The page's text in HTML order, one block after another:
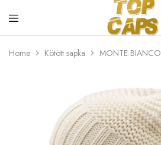
Top
Caps
Egyedi
emblémázott
Home Kötött sapka MONTE BIANCO